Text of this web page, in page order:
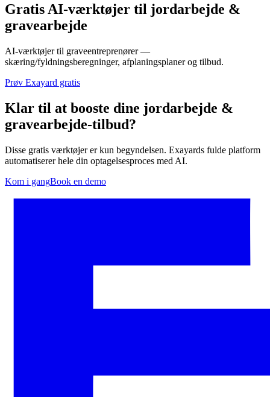
Gratis AI-værktøjer til jordarbejde &
gravearbejde
AI-værktøjer til graveentreprenører —
skæring/fyldningsberegninger, afplaningsplaner og tilbud.
Prøv Exayard gratis
Klar til at booste dine jordarbejde &
gravearbejde-tilbud?
Disse gratis værktøjer er kun begyndelsen. Exayards fulde platform
automatiserer hele din optagelsesproces med AI.
Kom i gangBook en demo